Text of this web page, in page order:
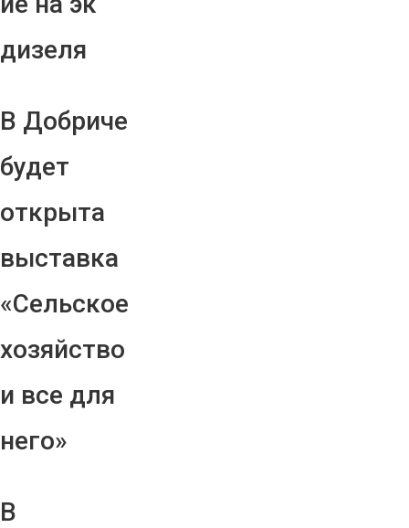
дизеля
В Добриче
будет
открыта
выставка
«Сельское
хозяйство
и все для
него»
В